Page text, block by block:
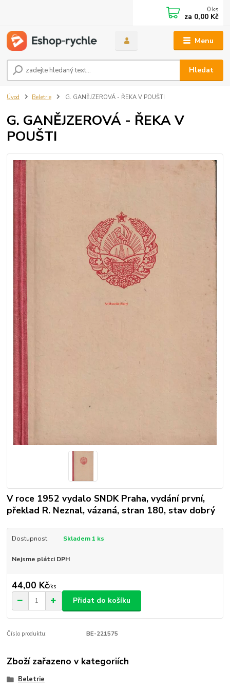
Menu
Hledat
0 ks
za 0,00 Kč
Úvod Beletrie G. GANĚJZEROVÁ - ŘEKA V POUŠTI
G. GANĚJZEROVÁ - ŘEKA V
POUŠTI
V roce 1952 vydalo SNDK Praha, vydání první,
překlad R. Neznal, vázaná, stran 180, stav dobrý
Dostupnost Skladem 1 ks
Nejsme plátci DPH
44,00 Kč/ks
Přidat do košíku
Číslo produktu: BE-221575
Zboží zařazeno v kategoriích
Beletrie